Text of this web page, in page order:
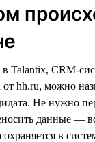
в Talantix, CRM-
hh.ru, можно
Не нужно
данные —
в